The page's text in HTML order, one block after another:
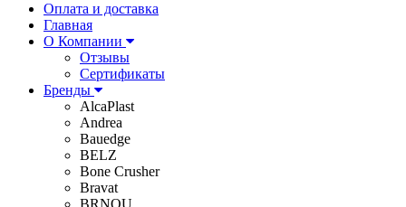
Оплата и доставка
Главная
О Компании
Отзывы
Сертификаты
Бренды
AlcaPlast
Andrea
Bauedge
BELZ
Bone Crusher
Bravat
BRNOU